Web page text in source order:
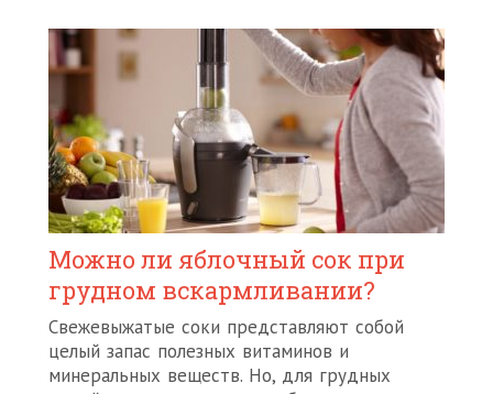
Можно ли яблочный сок при
грудном вскармливании?
Свежевыжатые соки представляют собой
целый запас полезных витаминов и
минеральных веществ. Но, для грудных